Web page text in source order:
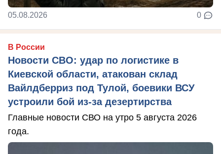
05.08.2026 0
В России
Новости СВО: удар по логистике в
Киевской области, атакован склад
Вайлдберриз под Тулой, боевики ВСУ
устроили бой из-за дезертирства
Главные новости СВО на утро 5 августа 2026
года.